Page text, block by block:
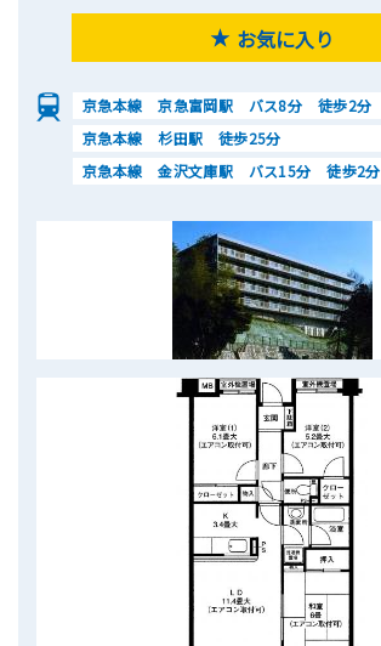
お気に入り
京急本線 京急富岡駅 バス8分 徒歩2分
京急本線 杉田駅 徒歩25分
京急本線 金沢文庫駅 バス15分 徒歩2分